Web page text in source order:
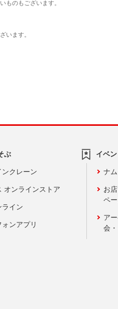
ぶ
クレーン
オンラインストア
ライン
ンアプリ
イベ
ナ
お
ペ
ア
会